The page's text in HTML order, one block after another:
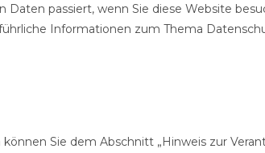
passiert, wenn Sie diese Website
Informationen zum Thema
Sie dem Abschnitt „Hinweis zur